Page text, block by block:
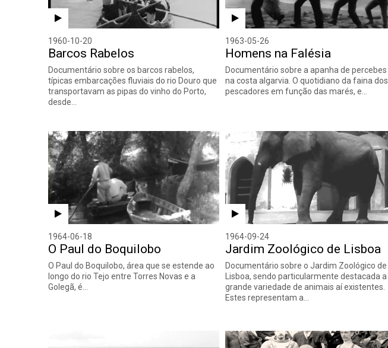
1960-10-20
Barcos Rabelos
Documentário sobre os barcos rabelos,
típicas embarcações fluviais do rio Douro que
transportavam as pipas do vinho do Porto,
desde…
1963-05-26
Homens na Falésia
Documentário sobre a apanha de percebes
na costa algarvia. O quotidiano da faina dos
pescadores em função das marés, e…
1964-06-18
O Paul do Boquilobo
O Paul do Boquilobo, área que se estende ao
longo do rio Tejo entre Torres Novas e a
Golegã, é…
1964-09-24
Jardim Zoológico de Lisboa
Documentário sobre o Jardim Zoológico de
Lisboa, sendo particularmente destacada a
grande variedade de animais aí existentes.
Estes representam a…